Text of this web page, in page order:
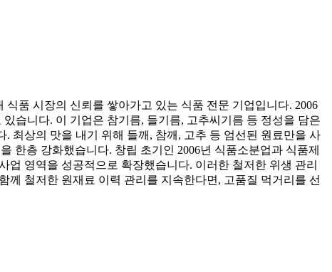
품 시장의 신뢰를 쌓아가고 있는 식품 전문 기업입니다. 2006
습니다. 이 기업은 참기름, 들기름, 고추씨기름 등 정성을 담은
최상의 맛을 내기 위해 들깨, 참깨, 고추 등 엄선된 원료만을 사
한층 강화했습니다. 창립 초기인 2006년 식품소분업과 식품제
영역을 성공적으로 확장했습니다. 이러한 철저한 위생 관리
철저한 원재료 이력 관리를 지속한다면, 고품질 먹거리를 선